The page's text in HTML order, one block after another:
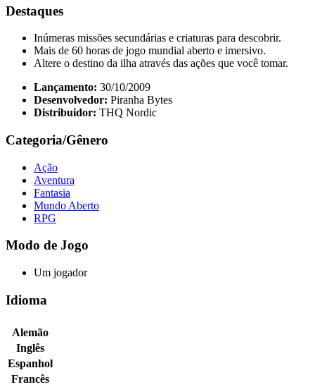
Destaques
Inúmeras missões secundárias e criaturas para descobrir.
Mais de 60 horas de jogo mundial aberto e imersivo.
Altere o destino da ilha através das ações que você tomar.
Lançamento: 30/10/2009
Desenvolvedor: Piranha Bytes
Distribuidor: THQ Nordic
Categoria/Gênero
Ação
Aventura
Fantasia
Mundo Aberto
RPG
Modo de Jogo
Um jogador
Idioma
Alemão
Inglês
Espanhol
Francês